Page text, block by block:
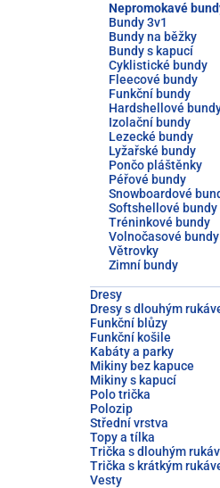
Nepromokavé
Bundy 3v1
Bundy na běžky
Bundy s kapucí
Cyklistické bundy
Fleecové bundy
Funkční bundy
Hardshellové
Izolační bundy
Lezecké bundy
Lyžařské bundy
Pončo pláštěnky
Péřové bundy
Snowboardové
Softshellové bundy
Tréninkové bundy
Volnočasové bundy
Větrovky
Zimní bundy
Dresy
Dresy s dlouhým
Funkční blůzy
Funkční košile
Kabáty a parky
Mikiny bez kapuce
Mikiny s kapucí
Polo trička
Polozip
Střední vrstva
Topy a tílka
Trička s dlouhým
Trička s krátkým
Vesty